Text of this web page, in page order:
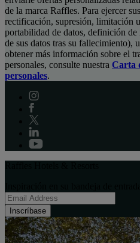
de la marca Raffles. Para ejercer
rectificación, supresión, limitación
portabilidad de datos, definición
de sus datos tras su fallecimiento),
obtener más información sobre el
personales, consulte nuestra Carta
personales.
Inscríbase